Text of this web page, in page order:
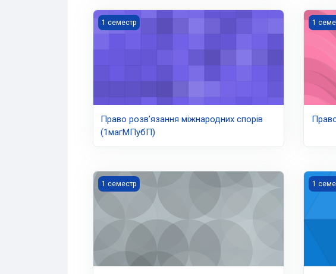
Право розвʼязання міжнародних спорів (1магМПубП)
1 семестр
Право розвʼязання міжнародних спорів
(1магМПубП)
Право
1
Міжнародне гуманітарне право (1мМПП)
1 семестр 1